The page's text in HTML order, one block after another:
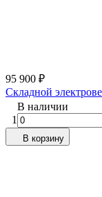
95 900 ₽
Складной
В наличии
1
В корзину